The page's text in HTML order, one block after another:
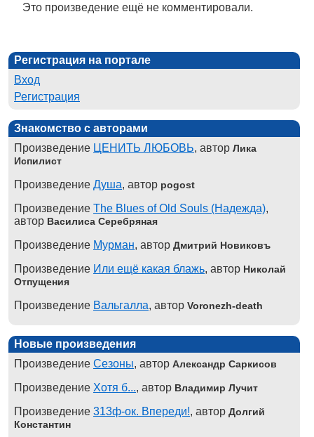
Это произведение ещё не комментировали.
Регистрация на портале
Вход
Регистрация
Знакомство с авторами
Произведение ЦЕНИТЬ ЛЮБОВЬ, автор Лика
Испилист
Произведение Душа, автор pogost
Произведение The Blues of Old Souls (Надежда),
автор Василиса Серебряная
Произведение Мурман, автор Дмитрий Новиковъ
Произведение Или ещё какая блажь, автор Николай
Отпущения
Произведение Вальгалла, автор Voronezh-death
Новые произведения
Произведение Сезоны, автор Александр Саркисов
Произведение Хотя б..., автор Владимир Лучит
Произведение 313ф-ок. Впереди!, автор Долгий
Константин